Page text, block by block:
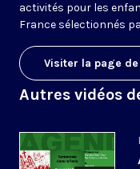
activités pour les
France sélectionnés
Visiter la page
Autres vidéos